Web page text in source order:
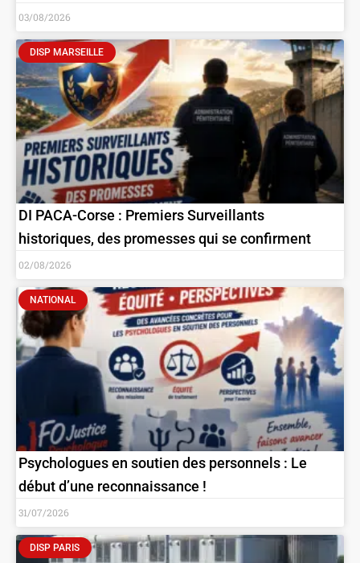
03/08/2026
DISP MARSEILLE
DI PACA-Corse : Premiers Surveillants
historiques, des promesses qui se confirment
02/08/2026
NATIONAL
Psychologues en soutien des personnels : Le
début d’une reconnaissance !
31/07/2026
DISP PARIS